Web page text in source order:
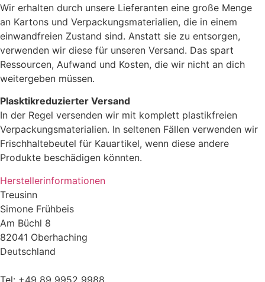
Wir erhalten durch unsere Lieferanten eine große Menge
an Kartons und Verpackungsmaterialien, die in einem
einwandfreien Zustand sind. Anstatt sie zu entsorgen,
verwenden wir diese für unseren Versand. Das spart
Ressourcen, Aufwand und Kosten, die wir nicht an dich
weitergeben müssen.
Plasktikreduzierter Versand
In der Regel versenden wir mit komplett plastikfreien
Verpackungsmaterialien. In seltenen Fällen verwenden wir
Frischhaltebeutel für Kauartikel, wenn diese andere
Produkte beschädigen könnten.
Herstellerinformationen
Treusinn
Simone Frühbeis
Am Büchl 8
82041 Oberhaching
Deutschland
Tel: +49 89 9952 9988